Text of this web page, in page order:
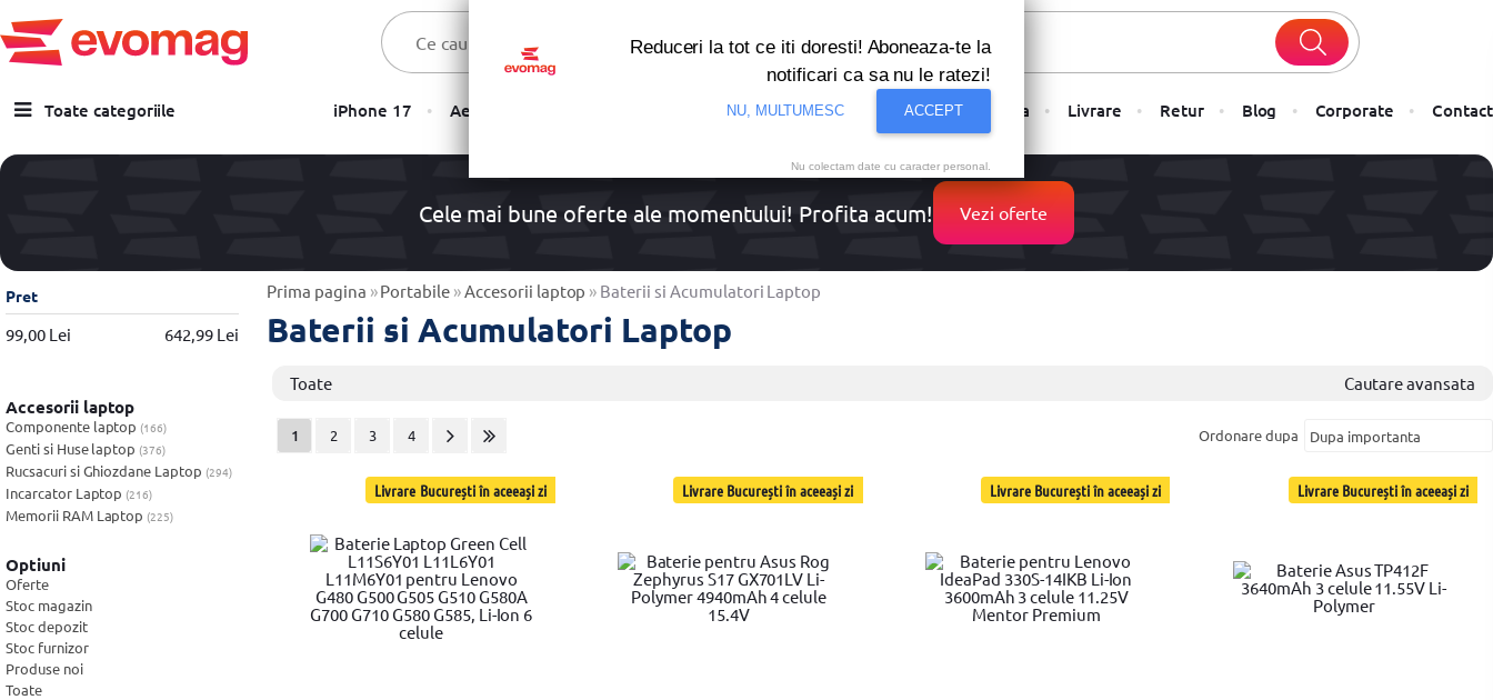
Toate categoriile
Laptopuri
Calculatoare - Sisteme PC
Electrocasnice
Imprimante
Foto & Video
Software
Retelistica
Ingrijire personala
iPhone 17 Aer Conditionat Oferte Resigilate Solutii de Plata Livrare Retur Blog Corporate Contact
Cele mai bune oferte ale momentului! Profita acum! Vezi oferte
Prima pagina »Portabile »Accesorii laptop » Baterii si Acumulatori Laptop
Baterii si Acumulatori Laptop
Pret
99,00 Lei 642,99 Lei
Accesorii laptop
Componente laptop (166)
Genti si Huse laptop (376)
Rucsacuri si Ghiozdane Laptop (294)
Incarcator Laptop (216)
Memorii RAM Laptop (225)
Docking+Port Replicatoare
Tastaturi Laptop
Optiuni
Oferte
Stoc magazin
Stoc depozit
Stoc furnizor
Produse noi
Toate
Toate Cautare avansata
1 2 3 4 Ordonare dupa
Livrare București în aceeași zi Livrare București în aceeași zi Livrare București în aceeași zi Livrare București în aceeași zi
Reduceri la tot ce iti doresti! Aboneaza-te la
notificari ca sa nu le ratezi!
NU, MULTUMESC ACCEPT
Nu colectam date cu caracter personal.